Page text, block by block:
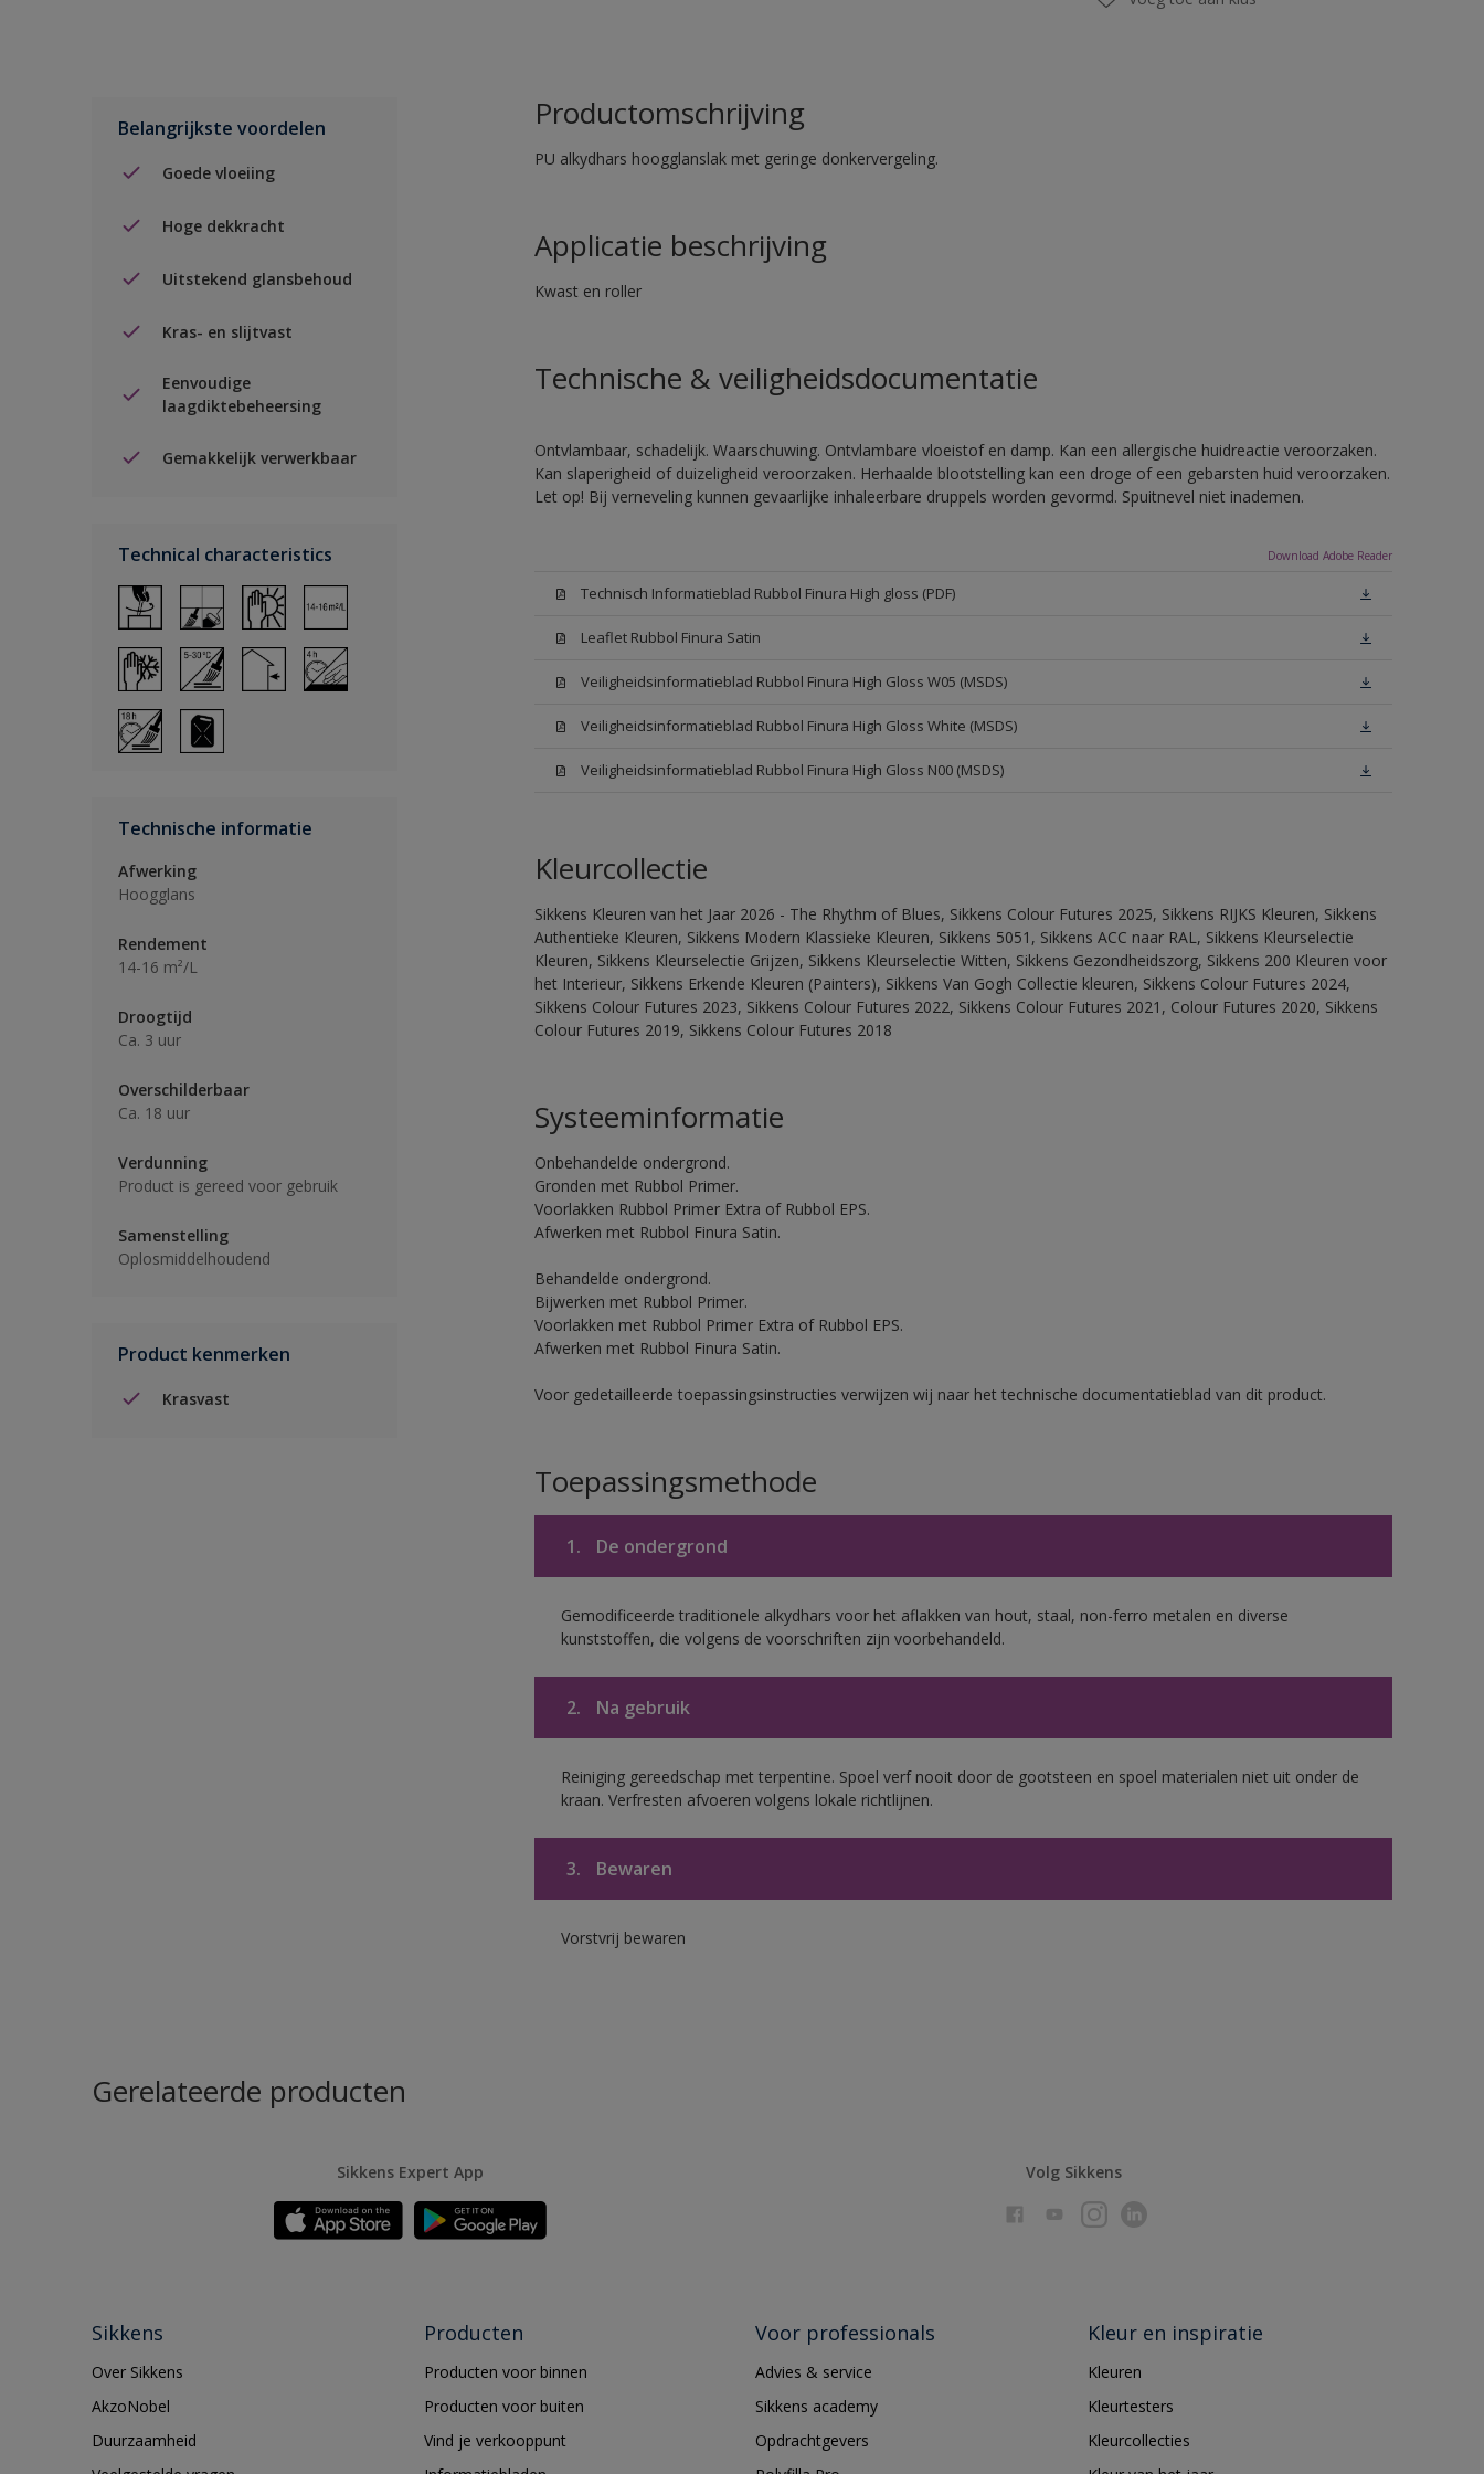
Belangrijkste voordelen
Goede vloeiing
Hoge dekkracht
Uitstekend glansbehoud
Kras- en slijtvast
Eenvoudige
laagdiktebeheersing
Gemakkelijk verwerkbaar
Technical characteristics
Technische informatie
Afwerking
Hoogglans
Rendement
14-16 m²/L
Droogtijd
Ca. 3 uur
Overschilderbaar
Ca. 18 uur
Verdunning
Product is gereed voor gebruik
Samenstelling
Oplosmiddelhoudend
Product kenmerken
Krasvast
Productomschrijving
PU alkydhars hoogglanslak met geringe donkervergeling.
Applicatie beschrijving
Kwast en roller
Technische & veiligheidsdocumentatie
Ontvlambaar, schadelijk. Waarschuwing. Ontvlambare vloeistof en damp. Kan een allergische huidreactie veroorzaken.
Kan slaperigheid of duizeligheid veroorzaken. Herhaalde blootstelling kan een droge of een gebarsten huid veroorzaken.
Let op! Bij verneveling kunnen gevaarlijke inhaleerbare druppels worden gevormd. Spuitnevel niet inademen.
Download Adobe Reader
Technisch Informatieblad Rubbol Finura High gloss (PDF)
Leaflet Rubbol Finura Satin
Veiligheidsinformatieblad Rubbol Finura High Gloss W05 (MSDS)
Veiligheidsinformatieblad Rubbol Finura High Gloss White (MSDS)
Veiligheidsinformatieblad Rubbol Finura High Gloss N00 (MSDS)
Kleurcollectie
Sikkens Kleuren van het Jaar 2026 - The Rhythm of Blues, Sikkens Colour Futures 2025, Sikkens RIJKS Kleuren, Sikkens
Authentieke Kleuren, Sikkens Modern Klassieke Kleuren, Sikkens 5051, Sikkens ACC naar RAL, Sikkens Kleurselectie
Kleuren, Sikkens Kleurselectie Grijzen, Sikkens Kleurselectie Witten, Sikkens Gezondheidszorg, Sikkens 200 Kleuren voor
het Interieur, Sikkens Erkende Kleuren (Painters), Sikkens Van Gogh Collectie kleuren, Sikkens Colour Futures 2024,
Sikkens Colour Futures 2023, Sikkens Colour Futures 2022, Sikkens Colour Futures 2021, Colour Futures 2020, Sikkens
Colour Futures 2019, Sikkens Colour Futures 2018
Systeeminformatie
Onbehandelde ondergrond.
Gronden met Rubbol Primer.
Voorlakken Rubbol Primer Extra of Rubbol EPS.
Afwerken met Rubbol Finura Satin.
Behandelde ondergrond.
Bijwerken met Rubbol Primer.
Voorlakken met Rubbol Primer Extra of Rubbol EPS.
Afwerken met Rubbol Finura Satin.
Voor gedetailleerde toepassingsinstructies verwijzen wij naar het technische documentatieblad van dit product.
Toepassingsmethode
1. De ondergrond
Gemodificeerde traditionele alkydhars voor het aflakken van hout, staal, non-ferro metalen en diverse
kunststoffen, die volgens de voorschriften zijn voorbehandeld.
2. Na gebruik
Reiniging gereedschap met terpentine. Spoel verf nooit door de gootsteen en spoel materialen niet uit onder de
kraan. Verfresten afvoeren volgens lokale richtlijnen.
3. Bewaren
Vorstvrij bewaren
Gerelateerde producten
Sikkens Expert App Volg Sikkens
Sikkens
Over Sikkens
AkzoNobel
Duurzaamheid
Producten
Producten voor binnen
Producten voor buiten
Vind je verkooppunt
Voor professionals
Advies & service
Sikkens academy
Opdrachtgevers
Kleur en inspiratie
Kleuren
Kleurtesters
Kleurcollecties